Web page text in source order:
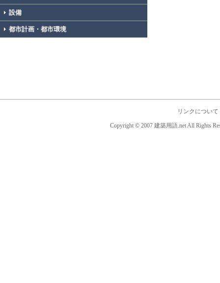
設備
都市計画・都市環境
リンクについて
Copyright © 2007 建築用語.net All Rights